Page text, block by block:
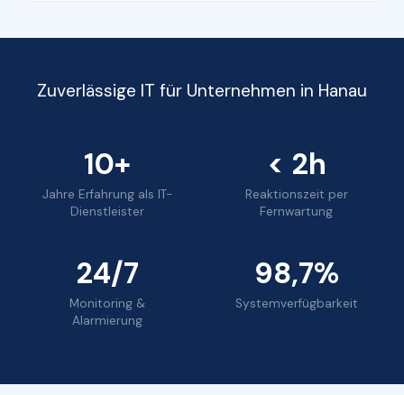
Zuverlässige IT für Unternehmen in Hanau
10+
Jahre Erfahrung als IT-
Dienstleister
< 2h
Reaktionszeit per
Fernwartung
24/7
Monitoring &
Alarmierung
98,7%
Systemverfügbarkeit